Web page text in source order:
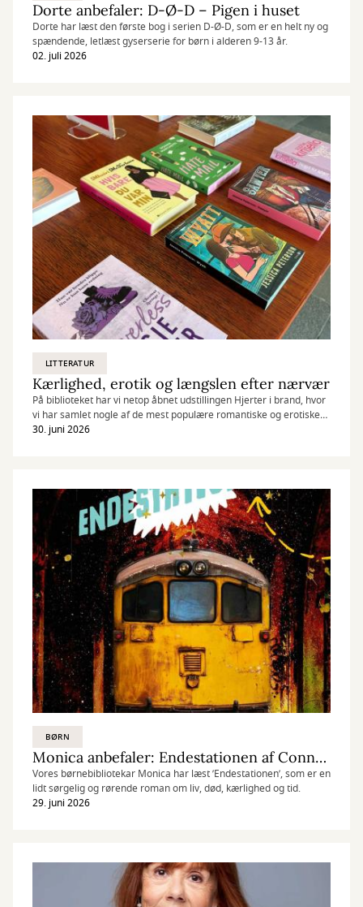
Dorte anbefaler: D-Ø-D – Pigen i huset
Dorte har læst den første bog i serien D-Ø-D, som er en helt ny og
spændende, letlæst gyserserie for børn i alderen 9-13 år.
02. juli 2026
LITTERATUR
Kærlighed, erotik og længslen efter nærvær
På biblioteket har vi netop åbnet udstillingen Hjerter i brand, hvor
vi har samlet nogle af de mest populære romantiske og erotiske
romaner lige nu. Her finder du alt fra romantiske komedier og
30. juni 2026
BØRN
Monica anbefaler: Endestationen af Conny Palmkvist
Vores børnebibliotekar Monica har læst ’Endestationen’, som er en
lidt sørgelig og rørende roman om liv, død, kærlighed og tid.
29. juni 2026